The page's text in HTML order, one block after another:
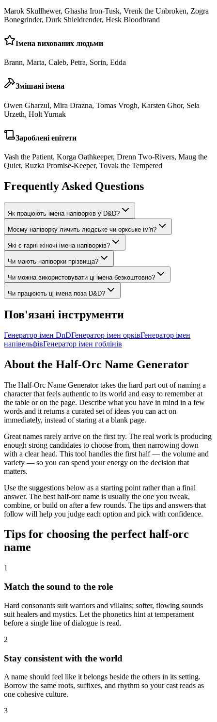
Marok Skullhewer, Ghasha Iron-Tusk, Vrenk the Unbroken, Zogra
Bonegrinder, Durk Shieldrender, Hesk Bloodbrand
Імена вихованих людьми
Brann, Marta, Caleb, Petra, Sorin, Edda
Змішані імена
Owen Gharzul, Mira Drazna, Tomas Vrogh, Karsten Ghor, Sela
Urzeth, Holt Yurnak
Зароблені епітети
Vash the Patient, Korga Oathkeeper, Drenn Two-Rivers, Maug the
Quiet, Ruzka Promise-Keeper, Tovak the Tempered
Frequently Asked Questions
Як працюють імена напіворків у D&D?
Моєму напіворку личить людське чи оркське ім'я?
Які є гарні жіночі імена напіворків?
Чи мають напіворки прізвища?
Чи можна використовувати ці імена безкоштовно?
Чи працюють ці імена поза D&D?
Пов'язані інструменти
Генератор імен DnDГенератор імен орківГенератор імен
напівельфівГенератор імен гоблінів
About the Half-Orc Name Generator
The Half-Orc Name Generator takes the hard part out of naming a
character that feels authentic to its world and easy to remember at
the table or on the page. Describe what you have in mind in a few
words and it returns a curated set of ideas you can act on
immediately, instead of staring at a blank page.
Great names rarely arrive on the first try. The real work is producing
enough strong candidates to choose from, then narrowing down
with a clear head. This tool handles the first half — the volume and
variety — so you can spend your energy on the decision that
matters.
Use the suggestions below as a starting point rather than a final
answer. The best half-orc name is usually the one you tweak,
combine, or build on after a few rounds. The tips and answers that
follow will help you judge each option and pick with confidence.
Tips for choosing the perfect half-orc
name
1
Match the sound to the role
Hard consonants suit warriors and villains; softer, flowing sounds
suit healers and mystics. Let the phonetics hint at temperament
before a single line of dialogue is read.
2
Stay consistent with the world
A name should feel like it belongs beside the others in its setting.
Borrow the same roots, suffixes, and rhythm so your cast reads as
one cohesive culture.
3